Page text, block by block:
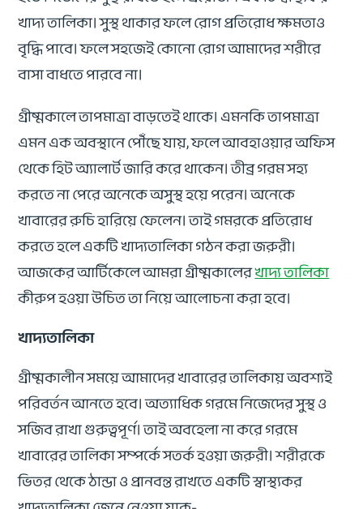
খাদ্য তালিকা। সুস্থ থাকার ফলে রোগ প্রতিরোধ ক্ষমতাও
বৃদ্ধি পাবে। ফলে সহজেই কোনো রোগ আমাদের শরীরে
বাসা বাধতে পারবে না।
গ্রীষ্মকালে তাপমাত্রা বাড়তেই থাকে। এমনকি তাপমাত্রা
এমন এক অবস্থানে পৌঁছে যায়, ফলে আবহাওয়ার অফিস
থেকে হিট অ্যালার্ট জারি করে থাকেন। তীব্র গরম সহ্য
করতে না পেরে অনেকে অসুস্থ হয়ে পরেন। অনেকে
খাবারের রুচি হারিয়ে ফেলেন। তাই গমরকে প্রতিরোধ
করতে হলে একটি খাদ্যতালিকা গঠন করা জরুরী।
আজকের আর্টিকেলে আমরা গ্রীষ্মকালেরখাদ্য তালিকা
কীরুপ হওয়া উচিত তা নিয়ে আলোচনা করা হবে।
খাদ্যতালিকা
গ্রীষ্মকালীন সময়ে আমাদের খাবারের তালিকায় অবশ্যই
পরিবর্তন আনতে হবে। অত্যাধিক গরমে নিজেদের সুস্থ ও
সজিব রাখা গুরুত্বপূর্ণ। তাই অবহেলা না করে গরমে
খাবারের তালিকা সম্পর্কে সতর্ক হওয়া জরুরী। শরীরকে
ভিতর থেকে ঠান্ডা ও প্রানবন্ত রাখতে একটি স্বাস্থ্যকর